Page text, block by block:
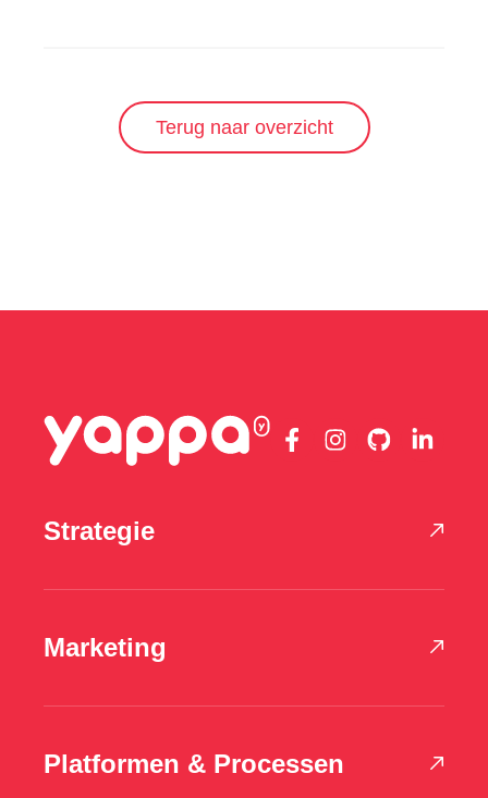
Terug naar overzicht
Strategie
Marketing
Platformen & Processen